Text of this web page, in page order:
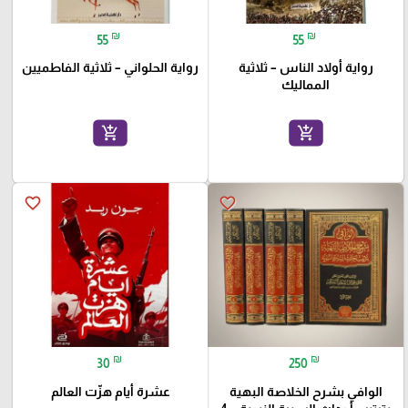
55 ₪
رواية أولاد الناس – ثلاثية
المماليك
add_shopping_cart
55 ₪
رواية الحلواني – ثلاثية الفاطميين
add_shopping_cart
favorite_border
250 ₪
الوافي بشرح الخلاصة البهية
favorite_border
30 ₪
عشرة أيام هزّت العالم